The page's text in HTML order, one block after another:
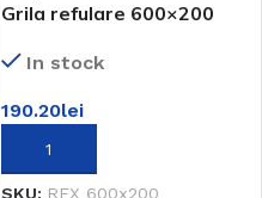
Grila refulare 600×200
In stock
190.20lei
ADAUGĂ ÎN COȘ